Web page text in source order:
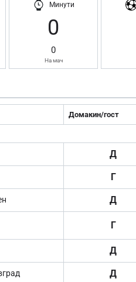
Минути
0
0
На мач
Домакин/гост
Д
Г
Д
Г
Д
Д